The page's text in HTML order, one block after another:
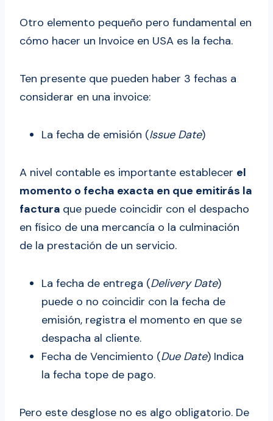
Otro elemento pequeño pero fundamental en
cómo hacer un Invoice en USA es la fecha.
Ten presente que pueden haber 3 fechas a
considerar en una invoice:
La fecha de emisión (Issue Date)
A nivel contable es importante establecer el
momento o fecha exacta en que emitirás la
factura que puede coincidir con el despacho
en físico de una mercancía o la culminación
de la prestación de un servicio.
La fecha de entrega (Delivery Date)
puede o no coincidir con la fecha de
emisión, registra el momento en que se
despacha al cliente.
Fecha de Vencimiento (Due Date) Indica
la fecha tope de pago.
Pero este desglose no es algo obligatorio. De